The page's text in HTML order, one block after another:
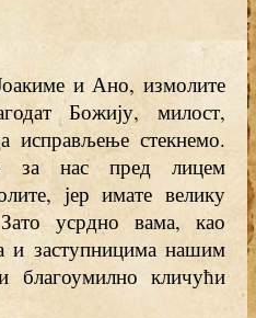
и Ано, измолите
Божију, милост,
исправљење стекнемо.
за нас пред лицем
јер имате велику
усрдно вама, као
и заступницима нашим
благоумилно кличући